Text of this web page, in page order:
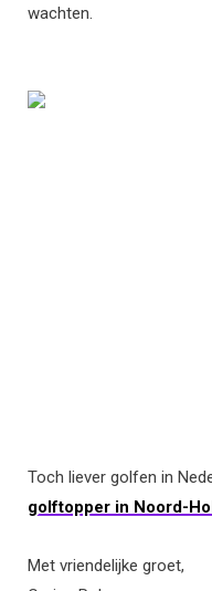
wachten.
Toch liever golfen in
golftopper in Noord-
Met vriendelijke groet,